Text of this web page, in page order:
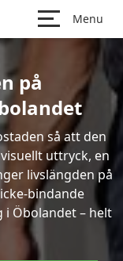
Menu
på
så att den
uttryck, en
livslängden på
bindande
Öbolandet – helt